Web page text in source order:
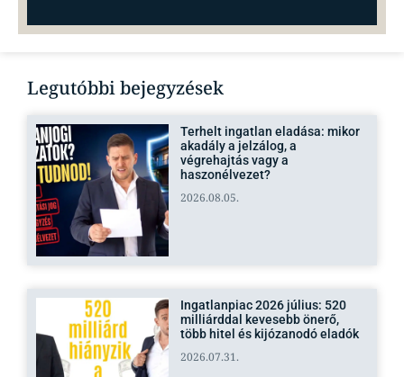
Legutóbbi bejegyzések
Terhelt ingatlan eladása: mikor
akadály a jelzálog, a
végrehajtás vagy a
haszonélvezet?
2026.08.05.
Ingatlanpiac 2026 július: 520
milliárddal kevesebb önerő,
több hitel és kijózanodó eladók
2026.07.31.